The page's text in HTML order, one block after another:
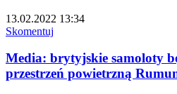
13.02.2022 13:34
Skomentuj
Media: brytyjskie samoloty
przestrzeń powietrzną